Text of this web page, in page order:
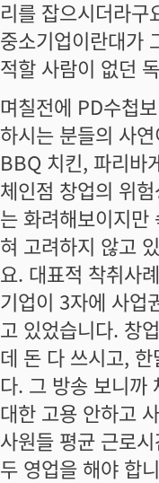
리를 잡으시더라구
중소기업이란대가
적할 사람이 없던
며칠전에 PD수첩
하시는 분들의 사
BBQ 치킨, 파리바
체인점 창업의 위
는 화려해보이지만
혀 고려하지 않고
요. 대표적 착취사
기업이 3자에 사업
고 있었습니다. 창
데 돈 다 쓰시고,
다. 그 방송 보니까
대한 고용 안하고
사원들 평균 근로
두 영업을 해야 합